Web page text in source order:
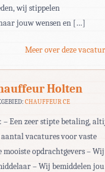
wij stippelen
jouw wensen en […]
Meer over deze
Holten
CHAUFFEUR CE
– Een zeer stipte betaling,
vacatures voor vaste
opdrachtgevers – Wij
– Wij bemiddelen jou